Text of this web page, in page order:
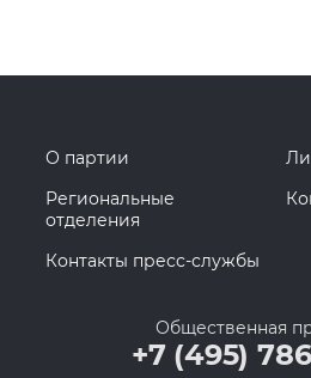
О партии
Региональные
отделения
Контакты пресс-службы
Общественная
+7 (495)